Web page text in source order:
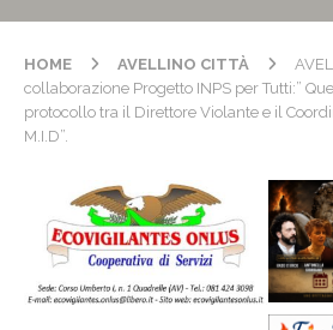
HOME AVELLINO CITTÀ
collaborazione Progetto INPS per Tutti:”
protocollo tra il Direttore Violante e il
M.I.D”.